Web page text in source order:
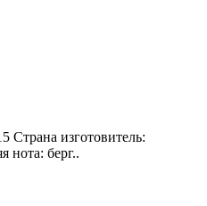
Страна изготовитель:
нота: берг..